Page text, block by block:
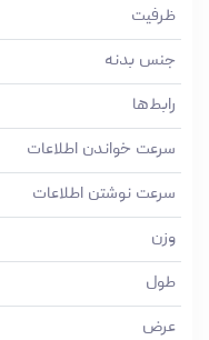
ظرفیت
جنس بدنه
رابط‌ها
سرعت خواندن اطلاعات
سرعت نوشتن اطلاعات
وزن
طول
عرض